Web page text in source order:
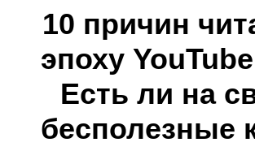
10 причин
эпоху
Есть ли на
бесполезные